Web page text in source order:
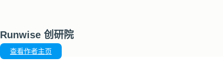
Runwise 创研院
查看作者主页